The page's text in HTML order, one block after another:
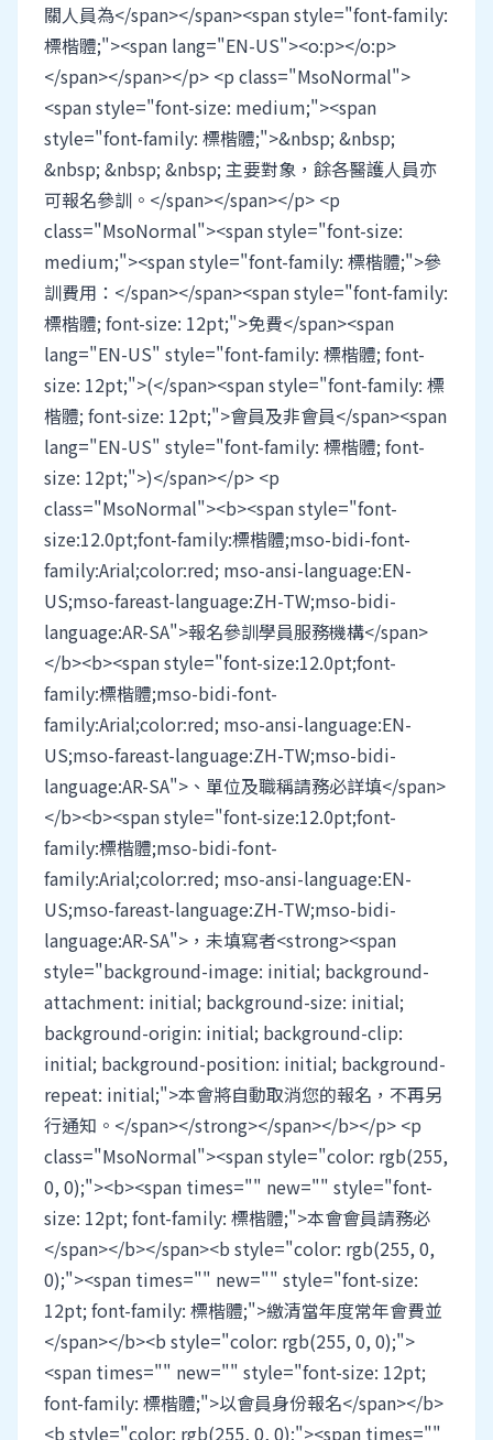
關人員為</span></span><span style="font-family:
標楷體;"><span lang="EN-US"><o:p></o:p>
</span></span></p> <p class="MsoNormal">
<span style="font-size: medium;"><span
style="font-family: 標楷體;">&nbsp; &nbsp;
&nbsp; &nbsp; &nbsp; 主要對象，餘各醫護人員亦
可報名參訓。</span></span></p> <p
class="MsoNormal"><span style="font-size:
medium;"><span style="font-family: 標楷體;">參
訓費用：</span></span><span style="font-family:
標楷體; font-size: 12pt;">免費</span><span
lang="EN-US" style="font-family: 標楷體; font-
size: 12pt;">(</span><span style="font-family: 標
楷體; font-size: 12pt;">會員及非會員</span><span
lang="EN-US" style="font-family: 標楷體; font-
size: 12pt;">)</span></p> <p
class="MsoNormal"><b><span style="font-
size:12.0pt;font-family:標楷體;mso-bidi-font-
family:Arial;color:red; mso-ansi-language:EN-
US;mso-fareast-language:ZH-TW;mso-bidi-
language:AR-SA">報名參訓學員服務機構</span>
</b><b><span style="font-size:12.0pt;font-
family:標楷體;mso-bidi-font-
family:Arial;color:red; mso-ansi-language:EN-
US;mso-fareast-language:ZH-TW;mso-bidi-
language:AR-SA">、單位及職稱請務必詳填</span>
</b><b><span style="font-size:12.0pt;font-
family:標楷體;mso-bidi-font-
family:Arial;color:red; mso-ansi-language:EN-
US;mso-fareast-language:ZH-TW;mso-bidi-
language:AR-SA">，未填寫者<strong><span
style="background-image: initial; background-
attachment: initial; background-size: initial;
background-origin: initial; background-clip:
initial; background-position: initial; background-
repeat: initial;">本會將自動取消您的報名，不再另
行通知。</span></strong></span></b></p> <p
class="MsoNormal"><span style="color: rgb(255,
0, 0);"><b><span times="" new="" style="font-
size: 12pt; font-family: 標楷體;">本會會員請務必
</span></b></span><b style="color: rgb(255, 0,
0);"><span times="" new="" style="font-size:
12pt; font-family: 標楷體;">繳清當年度常年會費並
</span></b><b style="color: rgb(255, 0, 0);">
<span times="" new="" style="font-size: 12pt;
font-family: 標楷體;">以會員身份報名</span></b>
<b style="color: rgb(255, 0, 0);"><span times=""